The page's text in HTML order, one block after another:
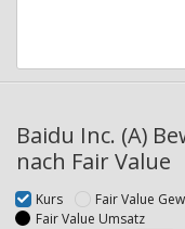
Baidu Inc. (A)
nach Fair Value
Kurs Fair Value
Fair Value Umsatz